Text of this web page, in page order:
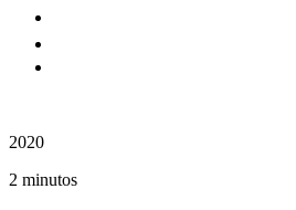
2020
2 minutos